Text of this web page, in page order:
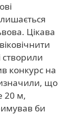
Цікава
створили
конкурс на
що
20 м,
би